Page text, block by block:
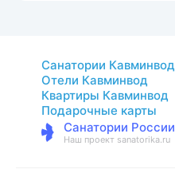
Санатории Кавминвод
Отели Кавминвод
Квартиры Кавминвод
Подарочные карты
Санатории России
Наш проект sanatorika.ru